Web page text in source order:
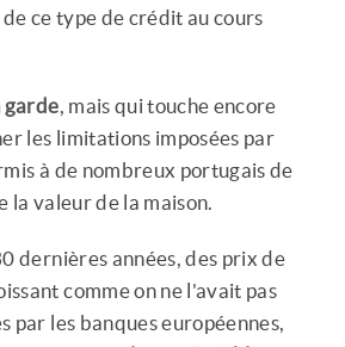
ce type de crédit au cours
garde, mais qui touche encore
les limitations imposées par
à de nombreux portugais de
valeur de la maison.
dernières années, des prix de
comme on ne l'avait pas
par les banques européennes,